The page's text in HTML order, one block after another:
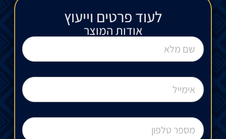
לעוד פרטים וייעוץ​
אודות המוצר